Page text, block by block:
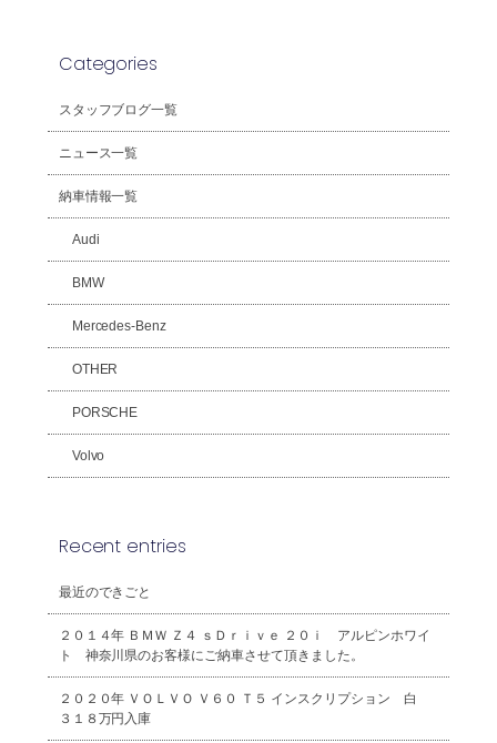
Categories
スタッフブログ一覧
ニュース一覧
納車情報一覧
Audi
BMW
Mercedes-Benz
OTHER
PORSCHE
Volvo
Recent entries
最近のできごと
２０１４年 ＢＭＷ Ｚ４ ｓＤｒｉｖｅ ２０ｉ アルピンホワイ
ト 神奈川県のお客様にご納車させて頂きました。
２０２０年 ＶＯＬＶＯ Ｖ６０ Ｔ５ インスクリプション 白
３１８万円入庫